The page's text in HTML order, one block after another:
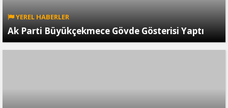
YEREL HABERLER
Ak Parti Büyükçekmece Gövde Gösterisi Yaptı